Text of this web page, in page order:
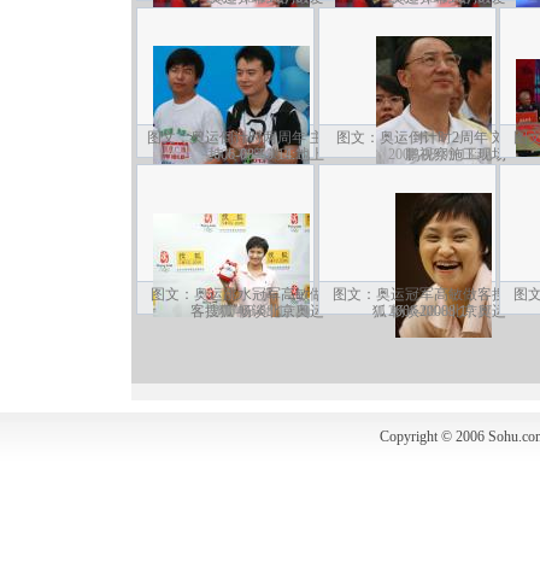
图文：奥运倒计时两周年 主
持人在鸟巢工地上
2006-08-09 14:19
图文：奥运倒计时2周年 刘
鹏视察施工现场
2006-08-09 13:45
图
图文：奥运跳水冠军高敏做
客搜狐 畅谈北京奥运
2006-08-08 17:29
图文：奥运冠军高敏做客搜
狐 畅谈2008北京奥运
2006-08-08 17:17
图
Copyright © 2006